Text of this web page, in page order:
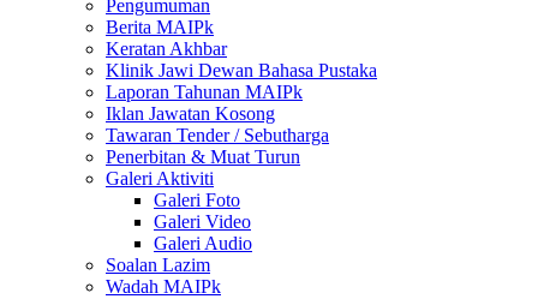
Pengumuman
Berita MAIPk
Keratan Akhbar
Klinik Jawi Dewan Bahasa Pustaka
Laporan Tahunan MAIPk
Iklan Jawatan Kosong
Tawaran Tender / Sebutharga
Penerbitan & Muat Turun
Galeri Aktiviti
Galeri Foto
Galeri Video
Galeri Audio
Soalan Lazim
Wadah MAIPk